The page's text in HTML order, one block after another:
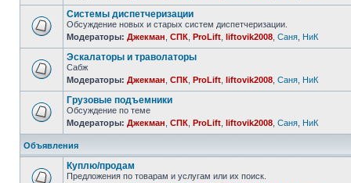
Системы диспетчеризации
Обсуждение новых и старых систем диспетчеризации.
Модераторы: Джекман СПК ProLift liftovik2008 Саня НиК
Эскалаторы и траволаторы
Сабж
Модераторы: Джекман СПК ProLift liftovik2008 Саня НиК
Грузовые подъемники
Обсуждение по теме
Модераторы: Джекман СПК ProLift liftovik2008 Саня НиК
Объявления
Куплю/продам
Предложения по товарам и услугам или их поиск.